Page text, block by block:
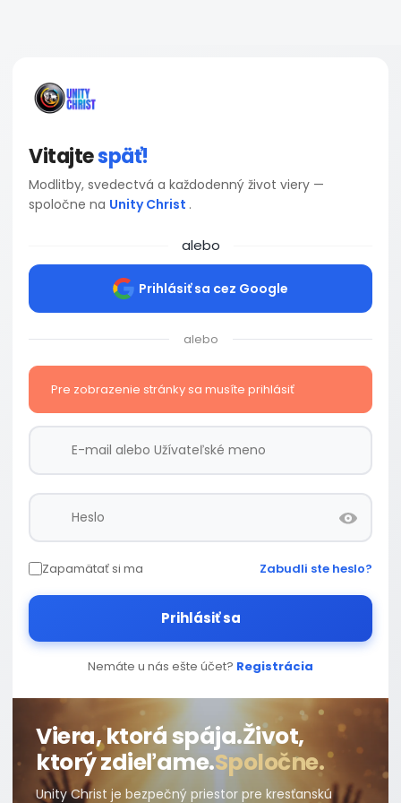
Vitajtespäť!
Modlitby, svedectvá a každodenný život viery —
spoločne na Unity Christ .
alebo
Prihlásiť sa cez Google
alebo
Pre zobrazenie stránky sa musíte prihlásiť
Zapamätať si ma Zabudli ste heslo?
Prihlásiť sa
Nemáte u nás ešte účet? Registrácia
Viera, ktorá spája.Život,
ktorý zdieľame.Spoločne.
Unity Christ je bezpečný priestor pre kresťanskú